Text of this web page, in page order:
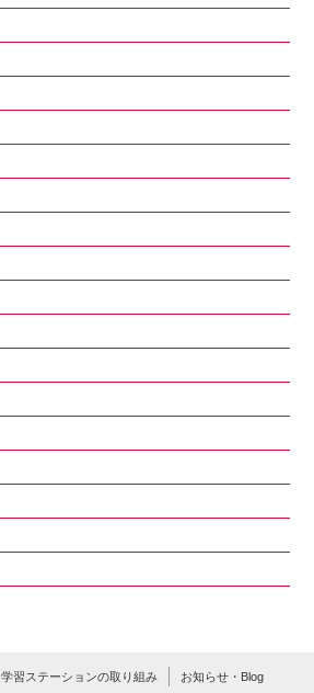
学習ステーションの取り組み お知らせ・Blog